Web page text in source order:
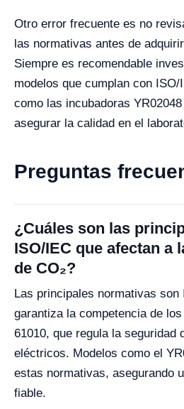
Otro error frecuente es no
las normativas antes de
Siempre es recomendable
modelos que cumplan con
como las incubadoras
asegurar la calidad en el
Preguntas
¿Cuáles son las
ISO/IEC que afectan a
de CO₂?
Las principales normativas son
garantiza la competencia de
61010, que regula la seguridad
eléctricos. Modelos como el
estas normativas, asegurando
fiable.